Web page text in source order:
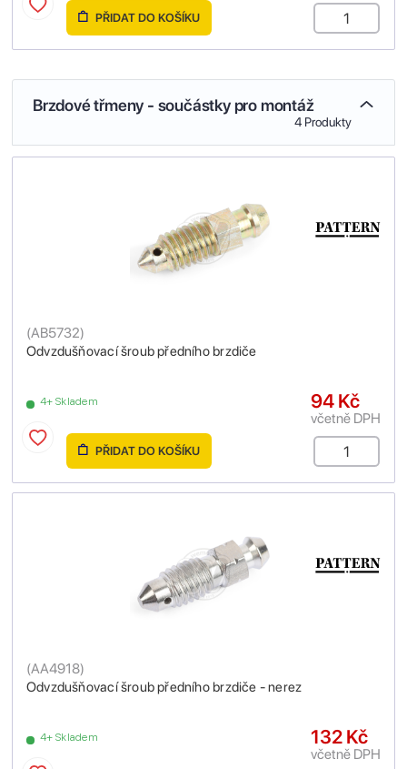
PŘIDAT DO KOŠÍKU
Brzdové třmeny - součástky pro montáž
4 Produkty
Odvzdušňovací šroub předního brzdiče
(AB5732)
4+ Skladem 94 Kč
včetně DPH
PŘIDAT DO KOŠÍKU
Odvzdušňovací šroub předního brzdiče - nerez
(AA4918)
4+ Skladem 132 Kč
včetně DPH